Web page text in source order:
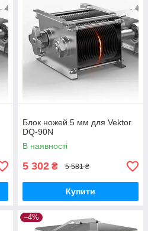
Блок ножей 5 мм для Vektor
DQ-90N
В наявності
5 302 ₴ 5 581 ₴
Купити
–4%